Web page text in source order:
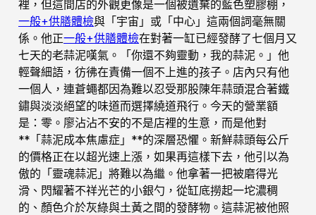
裡，但這間店的外觀更像是一個被遺棄的藍色塑膠棚，
一般+供膳體檢與「宇宙」或「中心」這兩個詞毫無關
係。他正一般+供膳體檢在對著一缸已經發酵了七個月又
七天的老蒜泥嘆氣。「你還不夠靈動，我的蒜泥。」他
輕聲細語，彷彿在責備一個不上進的孩子。店內只有他
一個人，連蒼蠅都因為難以忍受那股陳年蒜頭混合著鐵
鏽與淡淡絕望的味道而選擇繞道飛行。今天的營業額
是：零。廖沾沾不安的不是店裡的生意，而是他對
**「蒜泥成本焦慮症」**的深層恐懼。新鮮蒜頭每公斤
的價格正在以超光速上漲，如果再這樣下去，他引以為
傲的「靈魂蒜泥」將難以為繼。他拿著一把被磨得光
滑、閃耀著不祥光芒的小銀勺，從缸底撈起一坨濃稠
的、顏色介於灰綠與土黃之間的發酵物。這蒜泥被他照